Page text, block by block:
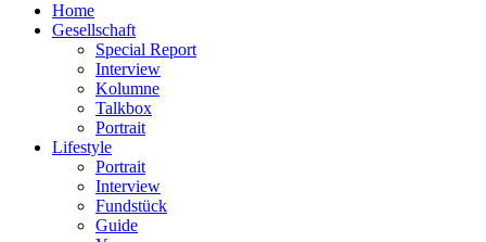
Home
Gesellschaft
Special Report
Interview
Kolumne
Talkbox
Portrait
Lifestyle
Portrait
Interview
Fundstück
Guide